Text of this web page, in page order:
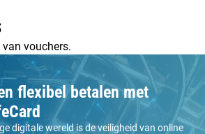
vouchers.
flexibel betalen met
digitale wereld is de veiligheid van online